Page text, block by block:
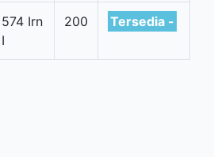
574 Irn
I
200 Tersedia -